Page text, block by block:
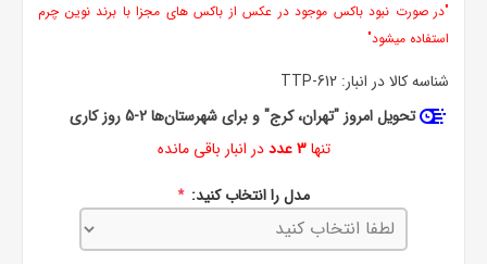
"در صورت نبود باکس موجود در عکس از باکس های مجزا با برند نوین چرم
استفاده میشود"
شناسه کالا در انبار: TTP-612
تحویل امروز "تهران، کرج" و برای شهرستان‌ها 2-5 روز کاری
تنها 3 عدد
در انبار باقی مانده
مدل را انتخاب کنید: *